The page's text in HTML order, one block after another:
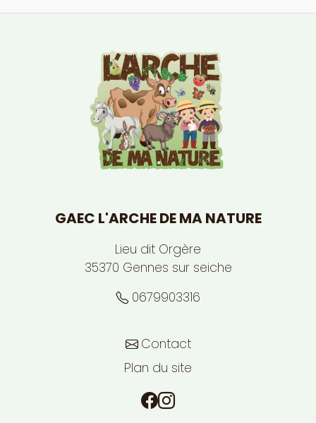
GAEC L'ARCHE DE MA NATURE
Lieu dit Orgère
35370 Gennes sur seiche
0679903316
Contact
Plan du site